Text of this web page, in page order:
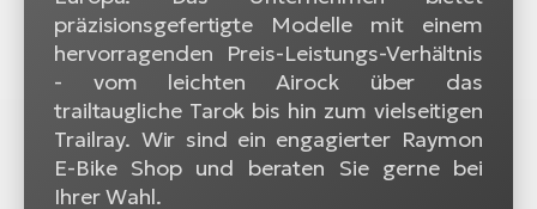
präzisionsgefertigte Modelle mit einem
hervorragenden Preis-Leistungs-Verhältnis
- vom leichten Airock über das
trailtaugliche Tarok bis hin zum vielseitigen
Trailray. Wir sind ein engagierter Raymon
E-Bike Shop und beraten Sie gerne bei
Ihrer Wahl.